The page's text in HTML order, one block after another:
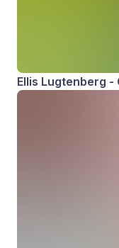
Ellis Lugtenberg -